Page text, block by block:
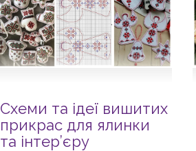
Схеми та ідеї вишитих
прикрас для ялинки
та інтер’єру